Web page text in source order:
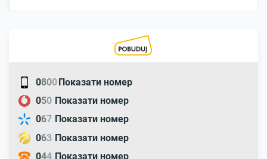
0800Показати номер
050 Показати номер
067 Показати номер
063 Показати номер
044 Показати номер